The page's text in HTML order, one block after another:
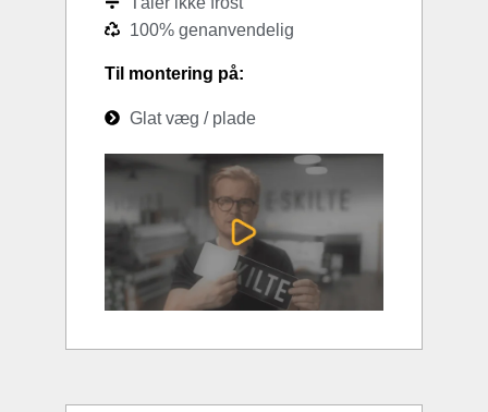
100% genanvendelig
Til montering på:
Glat væg / plade